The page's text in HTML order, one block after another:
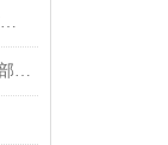
别小看电液换向阀！这些领域的硬核应用，远超你的想象
电液换向阀的“核心骨架”：这些关键部件，决定设备运行效率！